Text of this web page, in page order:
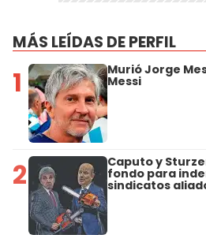
MÁS LEÍDAS DE PERFIL
1 Murió Jorge
Messi
2 Caputo y
fondo para
sindicatos